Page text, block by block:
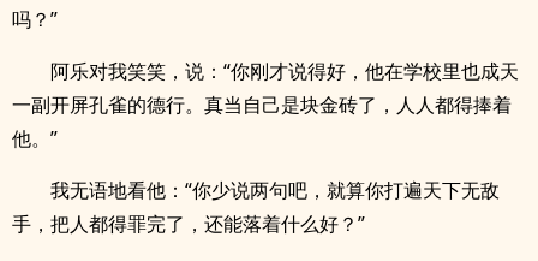
吗？”
阿乐对我笑笑，说：“你刚才说得好，他在学校里也成天
一副开屏孔雀的德行。真当自己是块金砖了，人人都得捧着
他。”
我无语地看他：“你少说两句吧，就算你打遍天下无敌
手，把人都得罪完了，还能落着什么好？”